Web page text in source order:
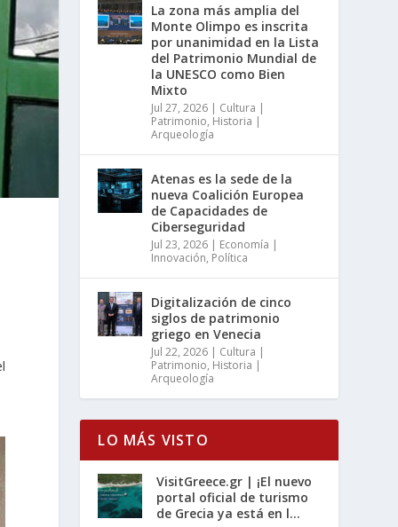
La zona más amplia del
Monte Olimpo es inscrita
por unanimidad en la Lista
del Patrimonio Mundial de
la UNESCO como Bien
Mixto
Jul 27, 2026 | Cultura |
Patrimonio, Historia |
Arqueología
Atenas es la sede de la
nueva Coalición Europea
de Capacidades de
Ciberseguridad
Jul 23, 2026 | Economía |
Innovación, Política
Digitalización de cinco
siglos de patrimonio
griego en Venecia
Jul 22, 2026 | Cultura |
Patrimonio, Historia |
Arqueología
LO MÁS VISTO
VisitGreece.gr | ¡El nuevo
portal oficial de turismo
de Grecia ya está en l...